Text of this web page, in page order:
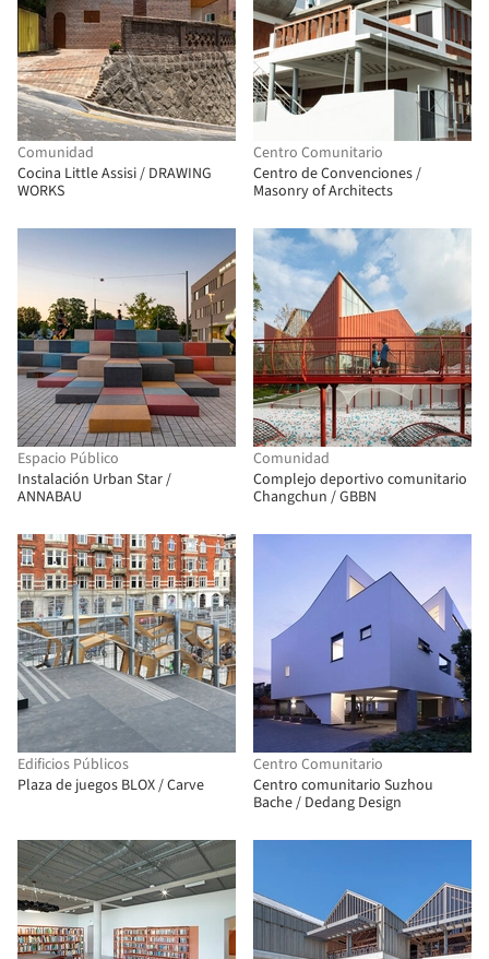
Comunidad
Cocina Little Assisi / DRAWING
WORKS
Centro Comunitario
Centro de Convenciones /
Masonry of Architects
Espacio Público
Instalación Urban Star /
ANNABAU
Comunidad
Complejo deportivo comunitario
Changchun / GBBN
Edificios Públicos
Plaza de juegos BLOX / Carve
Centro Comunitario
Centro comunitario Suzhou
Bache / Dedang Design